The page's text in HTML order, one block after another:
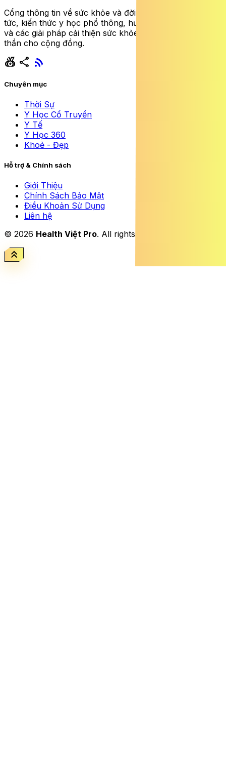
Cổng thông tin về sức khỏe và đời sống cung cấp tin
tức, kiến thức y học phổ thông, hướng dẫn dinh dưỡng
và các giải pháp cải thiện sức khỏe thể chất lẫn tinh
thần cho cộng đồng.
social_leaderboard share rss_feed
Chuyên mục
Thời Sự
Y Học Cổ Truyền
Y Tế
Y Học 360
Khoẻ - Đẹp
Hỗ trợ & Chính sách
Giới Thiệu
Chính Sách Bảo Mật
Điều Khoản Sử Dụng
Liên hệ
© 2026 Health Việt Pro. All rights reserved.
keyboard_double_arrow_up